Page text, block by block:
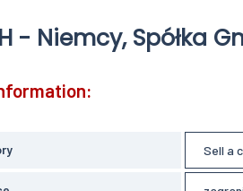
- Niemcy, Spółka
Sell a